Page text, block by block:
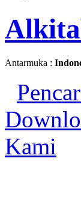
Antarmuka :
Kami